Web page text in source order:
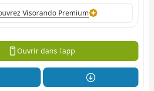
Visorando Premium
Ouvrir dans l'app